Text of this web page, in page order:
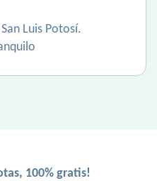
Luis Potosí.
100% gratis!